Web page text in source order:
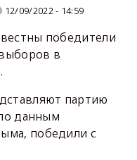
12/09/2022 - 14:59
победители
в
партию
данным
победили с